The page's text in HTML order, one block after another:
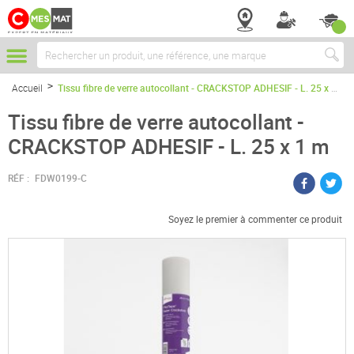
Chercher
Accueil Tissu fibre de verre autocollant - CRACKSTOP ADHESIF - L. 25 x 1 m
Tissu fibre de verre autocollant -
CRACKSTOP ADHESIF - L. 25 x 1 m
RÉF : FDW0199-C
Soyez le premier à commenter ce produit
Passer